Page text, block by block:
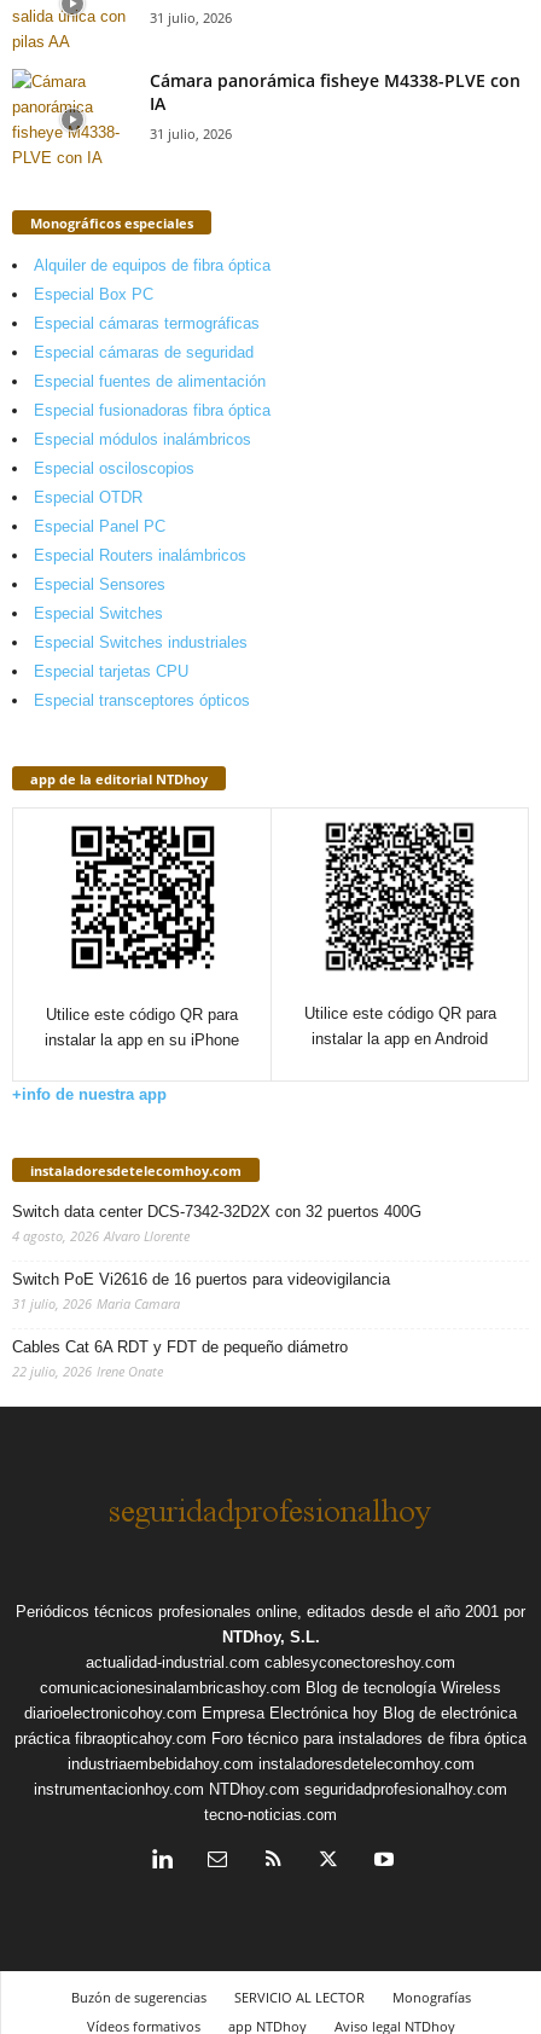
31 julio, 2026
Cámara panorámica fisheye M4338-PLVE con
IA
31 julio, 2026
Monográficos especiales
Alquiler de equipos de fibra óptica
Especial Box PC
Especial cámaras termográficas
Especial cámaras de seguridad
Especial fuentes de alimentación
Especial fusionadoras fibra óptica
Especial módulos inalámbricos
Especial osciloscopios
Especial OTDR
Especial Panel PC
Especial Routers inalámbricos
Especial Sensores
Especial Switches
Especial Switches industriales
Especial tarjetas CPU
Especial transceptores ópticos
app de la editorial NTDhoy
Utilice este código QR para
instalar la app en su iPhone
Utilice este código QR para
instalar la app en Android
+info de nuestra app
instaladoresdetelecomhoy.com
Switch data center DCS-7342-32D2X con 32 puertos 400G
4 agosto, 2026 Alvaro Llorente
Switch PoE Vi2616 de 16 puertos para videovigilancia
31 julio, 2026 Maria Camara
Cables Cat 6A RDT y FDT de pequeño diámetro
22 julio, 2026 Irene Onate
Periódicos técnicos profesionales online, editados desde el año 2001 por
NTDhoy, S.L.
actualidad-industrial.com cablesyconectoreshoy.com
comunicacionesinalambricashoy.com Blog de tecnología Wireless
diarioelectronicohoy.com Empresa Electrónica hoy Blog de electrónica
práctica fibraopticahoy.com Foro técnico para instaladores de fibra óptica
industriaembebidahoy.com instaladoresdetelecomhoy.com
instrumentacionhoy.com NTDhoy.com seguridadprofesionalhoy.com
tecno-noticias.com
Buzón de sugerencias SERVICIO AL LECTOR
Monografías
Vídeos formativos
app NTDhoy Aviso legal NTDhoy